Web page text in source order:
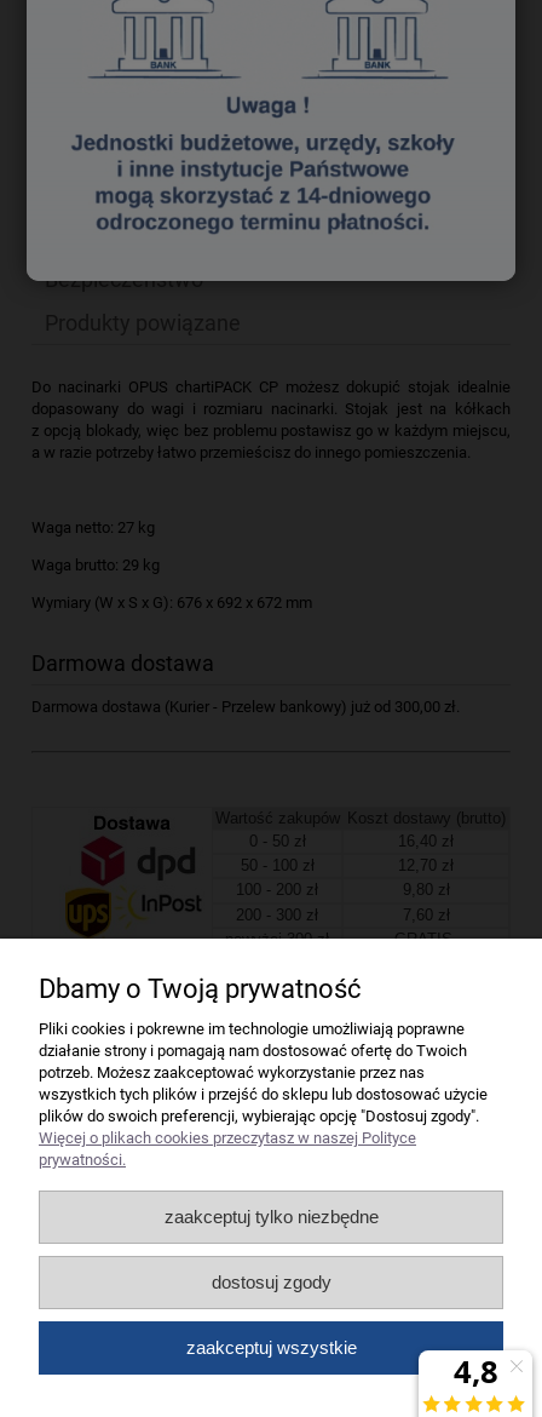
dodaj do przechowalni
Kod produktu: 5903868904686
Bezpieczeństwo
Do nacinarki OPUS chartiPACK CP możesz dokupić stojak idealnie
dopasowany do wagi i rozmiaru nacinarki. Stojak jest na kółkach
z opcją blokady, więc bez problemu postawisz go w każdym miejscu,
a w razie potrzeby łatwo przemieścisz do innego pomieszczenia.
Waga netto: 27 kg
Waga brutto: 29 kg
Wymiary (W x S x G): 676 x 692 x 672 mm
Darmowa dostawa
Darmowa dostawa (Kurier - Przelew bankowy) już od 300,00 zł.
Wartość zakupów Koszt dostawy (brutto)
0 - 50 zł
16,40 zł
50 - 100 zł
12,70 zł
100 - 200 zł
9,80 zł
200 - 300 zł
7,60 zł
powyżej 300 zł
GRATIS
Firma
Bindownice wg producentów
Niszczarki wg producentów
Liczarki pieniędzy
Wszelkie prawa zastrzeżone dla artykuły biurowe Koneser.
Dbamy o Twoją prywatność
Pliki cookies i pokrewne im technologie umożliwiają poprawne
działanie strony i pomagają nam dostosować ofertę do Twoich
potrzeb. Możesz zaakceptować wykorzystanie przez nas
wszystkich tych plików i przejść do sklepu lub dostosować użycie
plików do swoich preferencji, wybierając opcję "Dostosuj zgody".
Więcej o plikach cookies przeczytasz w naszej Polityce
prywatności.
zaakceptuj tylko niezbędne
dostosuj zgody
zaakceptuj wszystkie